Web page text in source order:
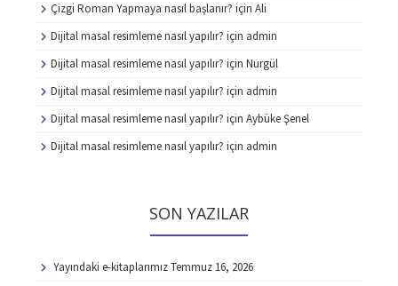
Çizgi Roman Yapmaya nasıl başlanır? için Ali
Dijital masal resimleme nasıl yapılır? için admin
Dijital masal resimleme nasıl yapılır? için Nurgül
Dijital masal resimleme nasıl yapılır? için admin
Dijital masal resimleme nasıl yapılır? için Aybüke Şenel
Dijital masal resimleme nasıl yapılır? için admin
SON YAZILAR
Yayındaki e-kitaplarımızTemmuz 16, 2026